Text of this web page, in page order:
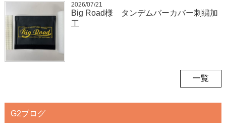
2026/07/21
Big Road様 タンデムバーカバー刺繍加
工
一覧
G2ブログ